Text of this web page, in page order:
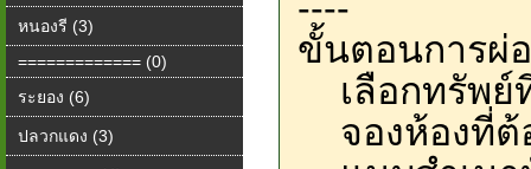
หนองรี (3)
============= (0)
ระยอง (6)
ปลวกแดง (3)
ขั้นตอนการผ่
เลือกทรัพย์
จองห้องที่ต้